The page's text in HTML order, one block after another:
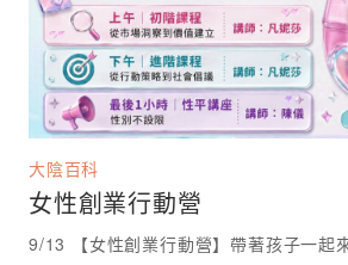
大陰百科
女性創業行動營
9/13 【女性創業行動營】帶著孩子一起